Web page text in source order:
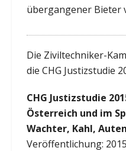
übergangener Bieter
Die Ziviltechniker-
die CHG Justizstudie
CHG Justizstudie
Österreich und im
Wachter, Kahl,
Veröffentlichung: 2015